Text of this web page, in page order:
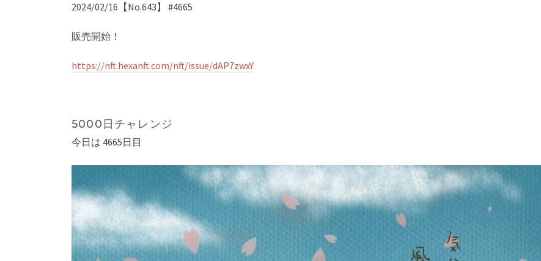
2024/02/16【No.643】 #4665
販売開始！
https://nft.hexanft.com/nft/issue/dAP7zwxY
5000日チャレンジ
今日は 4665日目